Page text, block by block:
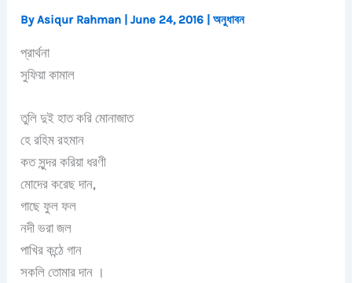
ByAsiqur Rahman |June 24, 2016 |অনুধাবন
প্রার্থনা
সুফিয়া কামাল
তুলি দুই হাত করি মোনাজাত
হে রহিম রহমান
কত সুন্দর করিয়া ধরণী
মোদের করেছ দান,
গাছে ফুল ফল
নদী ভরা জল
পাখির কন্ঠে গান
সকলি তোমার দান ।